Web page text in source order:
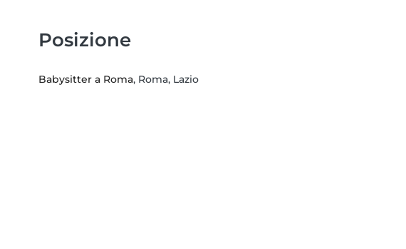
Posizione
Babysitter a Roma, Roma, Lazio